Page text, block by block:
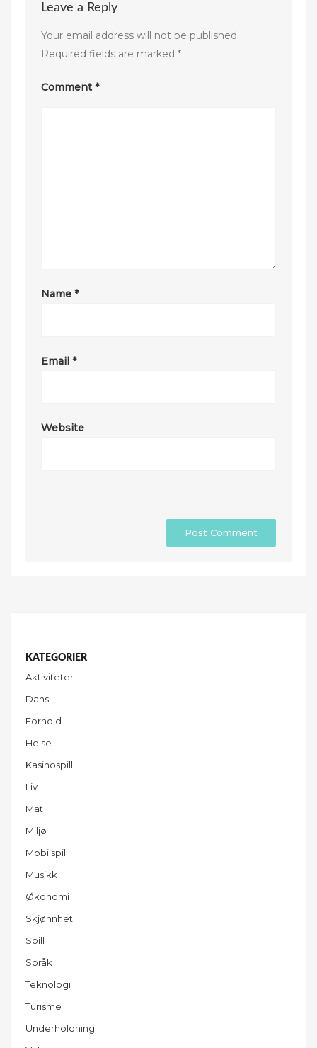
Leave a Reply
Your email address will not be published.
Required fields are marked *
Comment *
Name *
Email *
Website
Aktiviteter
Dans
Forhold
Helse
Kasinospill
Liv
Mat
Miljø
Mobilspill
Musikk
Økonomi
Skjønnhet
Spill
Språk
Teknologi
Turisme
Underholdning